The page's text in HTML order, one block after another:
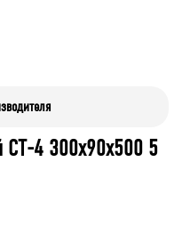
СТ-4 300x90x500 5